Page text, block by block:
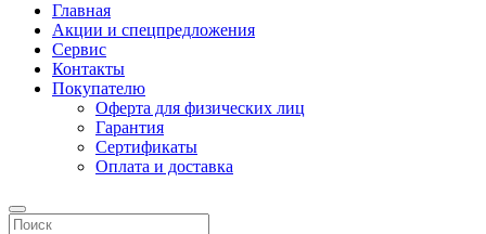
Главная
Акции и спецпредложения
Сервис
Контакты
Покупателю
Оферта для физических лиц
Гарантия
Сертификаты
Оплата и доставка